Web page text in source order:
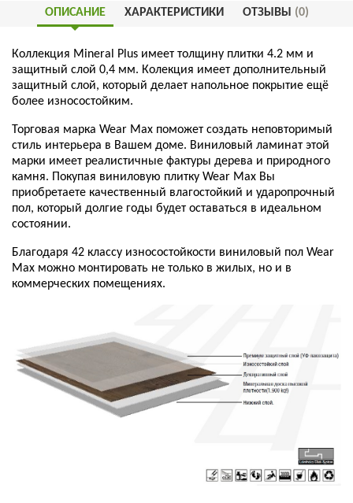
ОПИСАНИЕ ХАРАКТЕРИСТИКИ ОТЗЫВЫ (0)
Коллекция Mineral Plus имеет толщину плитки 4.2 мм и
защитный слой 0,4 мм. Колекция имеет дополнительный
защитный слой, который делает напольное покрытие ещё
более износостойким.
Торговая марка Wear Max поможет создать неповторимый
стиль интерьера в Вашем доме. Виниловый ламинат этой
марки имеет реалистичные фактуры дерева и природного
камня. Покупая виниловую плитку Wear Max Вы
приобретаете качественный влагостойкий и ударопрочный
пол, который долгие годы будет оставаться в идеальном
состоянии.
Благодаря 42 классу износостойкости виниловый пол Wear
Max можно монтировать не только в жилых, но и в
коммерческих помещениях.